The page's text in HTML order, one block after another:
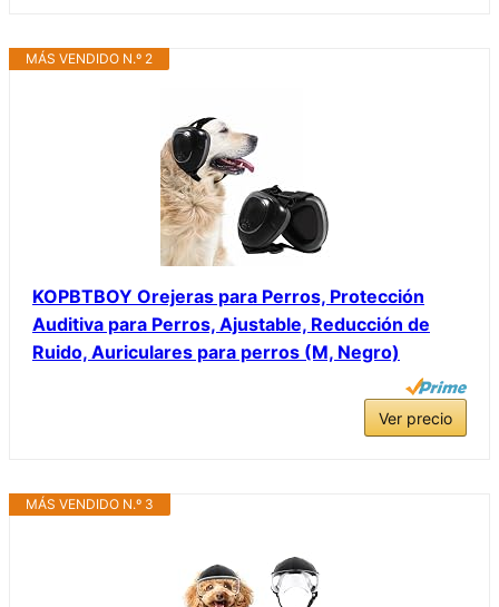
MÁS VENDIDO N.º 2
KOPBTBOY Orejeras para Perros, Protección
Auditiva para Perros, Ajustable, Reducción de
Ruido, Auriculares para perros (M, Negro)
Ver precio
MÁS VENDIDO N.º 3